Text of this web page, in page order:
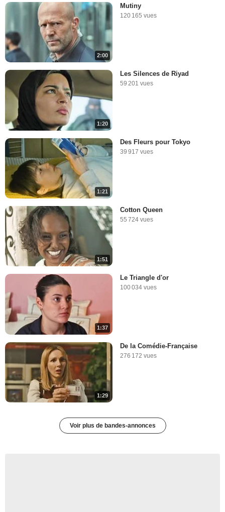
2:00
Mutiny
120 165 vues
1:20
Les Silences de Riyad
59 201 vues
1:21
Des Fleurs pour Tokyo
39 917 vues
1:51
Cotton Queen
55 724 vues
1:37
Le Triangle d'or
100 034 vues
1:29
De la Comédie-Française
276 172 vues
Voir plus de bandes-annonces